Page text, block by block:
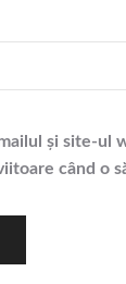
și site-ul
când o